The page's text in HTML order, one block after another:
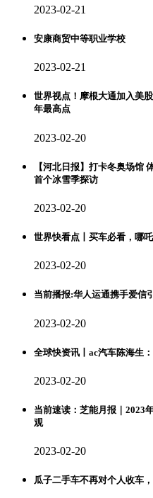
2023-02-21
安康商贸中等职业学校
2023-02-21
世界视点！摩根大通加入美
年最高点
2023-02-20
【河北日报】打卡冬奥场
首个冰雪季探访
2023-02-20
世界快看点丨买车必看，哪
2023-02-20
当前播报:华人运通携手爱信
2023-02-20
全球快资讯丨ac汽车陈海生
2023-02-20
当前速读：芝能月报｜2023
观
2023-02-20
瓜子二手车不再对个人收车